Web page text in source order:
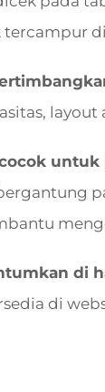
layout
untuk
di
di